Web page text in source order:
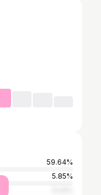
59.64%
5.85%